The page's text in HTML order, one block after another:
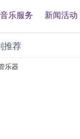
音乐服务 新闻活动
推荐
乐器